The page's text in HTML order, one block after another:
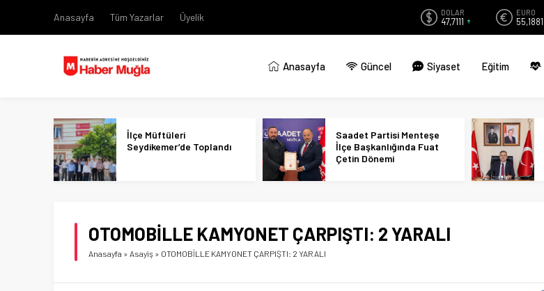
Anasayfa Tüm Yazarlar Üyelik DOLAR
47,7111
EURO
55,1881
Anasayfa Güncel Siyaset Eğitim
İlçe Müftüleri
Seydikemer’de Toplandı
Saadet Partisi Menteşe
İlçe Başkanlığında Fuat
Çetin Dönemi
OTOMOBİLLE KAMYONET ÇARPIŞTI: 2 YARALI
Anasayfa » Asayiş » OTOMOBİLLE KAMYONET ÇARPIŞTI: 2 YARALI